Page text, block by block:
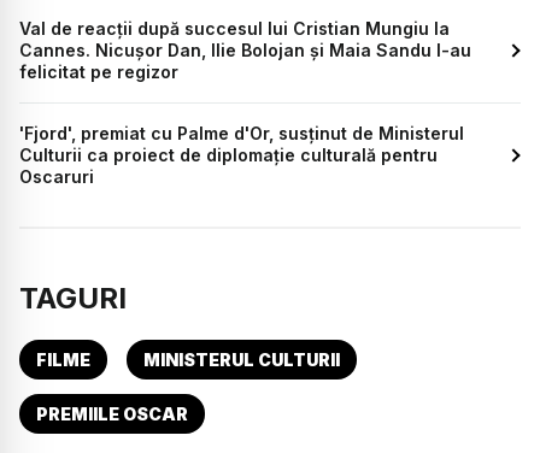
Val de reacții după succesul lui Cristian Mungiu la
Cannes. Nicușor Dan, Ilie Bolojan și Maia Sandu l-au
felicitat pe regizor
'Fjord', premiat cu Palme d'Or, susținut de Ministerul
Culturii ca proiect de diplomație culturală pentru
Oscaruri
TAGURI
FILME MINISTERUL CULTURII
PREMIILE OSCAR